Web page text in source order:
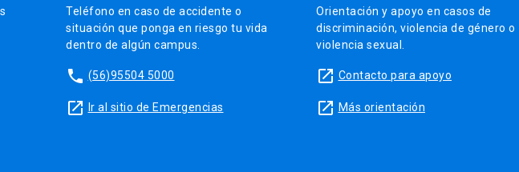
Teléfono en caso de accidente o
situación que ponga en riesgo tu vida
dentro de algún campus.
phone (56)95504 5000
launch Ir al sitio de Emergencias
Orientación y apoyo en casos de
discriminación, violencia de género o
violencia sexual.
launch Contacto para apoyo
launch Más orientación